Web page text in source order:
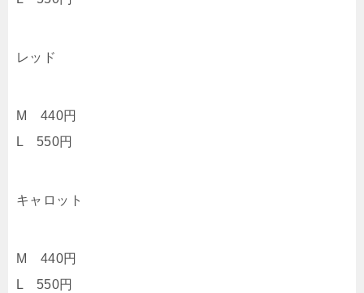
レッド
M 440円
L 550円
キャロット
M 440円
L 550円